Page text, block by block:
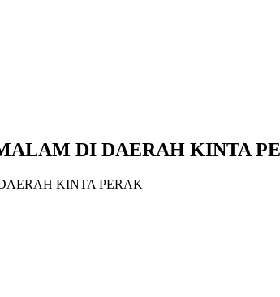
DI DAERAH KINTA
KINTA PERAK